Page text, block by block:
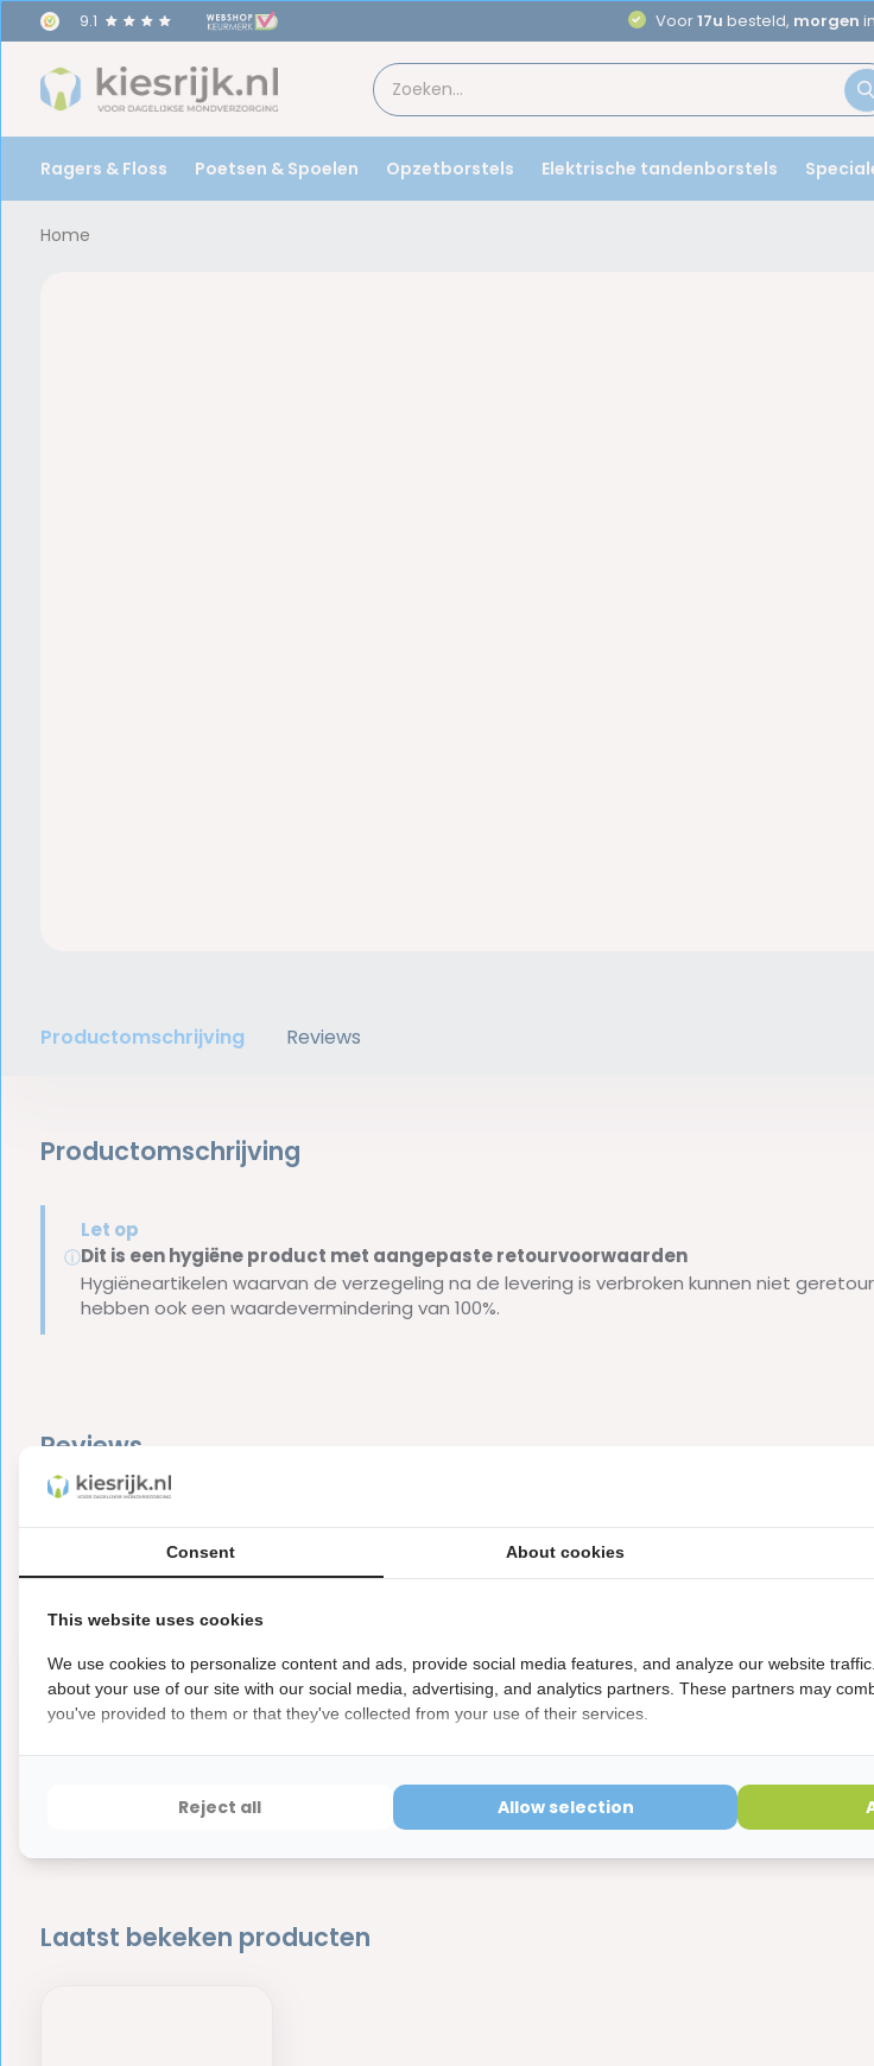
9.1 Voor17u besteld, morgen
Ragers & Floss Poetsen & Spoelen Opzetborstels Elektrische tandenborstels
Home
Productomschrijving Reviews
Productomschrijving
ⓘ
Let op
Dit is een hygiëne product met aangepaste retourvoorwaarden
Hygiëneartikelen waarvan de verzegeling na de levering is verbroken kunnen niet
hebben ook een waardevermindering van 100%.
Reviews
0from
Er zijn nog geen reviews geschreven over dit product..
100,-
2 x Listerine Mondwater
Laatst bekeken producten
Consent About cookies
This website uses cookies
We use cookies to personalize content and ads, provide social media features, and analyze our website
about your use of our site with our social media, advertising, and analytics partners. These partners may
you've provided to them or that they've collected from your use of their services.
Reject all Allow selection